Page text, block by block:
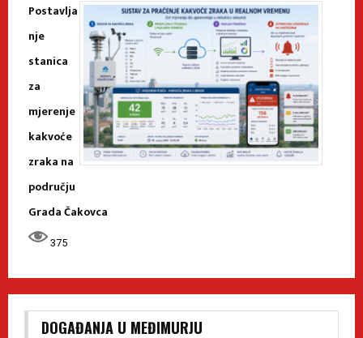
Postavlja
nje
stanica
za
mjerenje
kakvoće
zraka na
području
Grada Čakovca
375
DOGAĐANJA U MEĐIMURJU